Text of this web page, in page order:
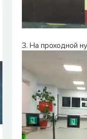
3. На проходной